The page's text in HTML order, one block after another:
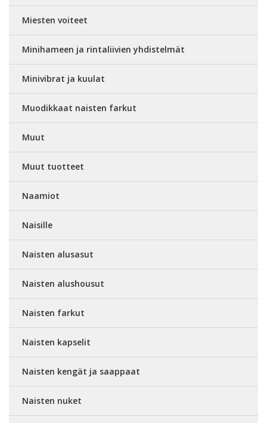
Miesten voiteet
Minihameen ja rintaliivien yhdistelmät
Minivibrat ja kuulat
Muodikkaat naisten farkut
Muut
Muut tuotteet
Naamiot
Naisille
Naisten alusasut
Naisten alushousut
Naisten farkut
Naisten kapselit
Naisten kengät ja saappaat
Naisten nuket